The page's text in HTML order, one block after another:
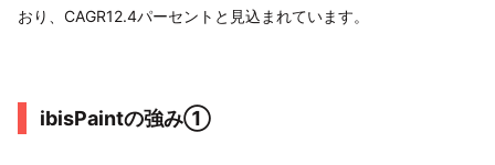
おり、CAGR12.4パーセントと見込まれています。
ibisPaintの強み①